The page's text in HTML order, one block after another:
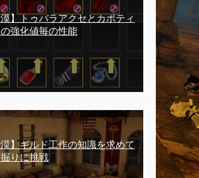
漠】トゥバラアクセとカポティ
強化値毎の性能
漠】ギルド工作の知識を求めて
りに挑戦